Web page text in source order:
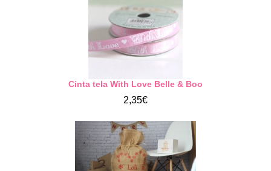
Cinta tela With Love Belle & Boo
2,35€